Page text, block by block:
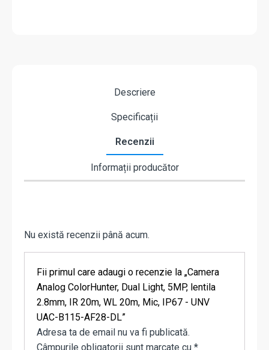
Descriere
Specificații
Recenzii
Informații producător
Nu există recenzii până acum.
Fii primul care adaugi o recenzie la „Camera
Analog ColorHunter, Dual Light, 5MP, lentila
2.8mm, IR 20m, WL 20m, Mic, IP67 - UNV
UAC-B115-AF28-DL”
Adresa ta de email nu va fi publicată.
Câmpurile obligatorii sunt marcate cu *